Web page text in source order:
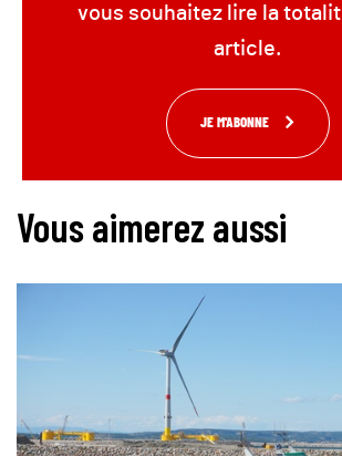
vous souhaitez lire la
article.
JE M'ABONNE
Vous aimerez aussi